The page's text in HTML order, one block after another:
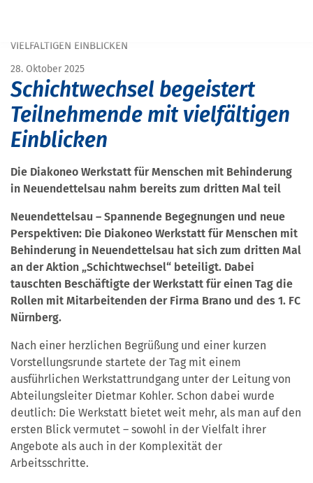
VIELFÄLTIGEN EINBLICKEN
28. Oktober 2025
Schichtwechsel begeistert
Teilnehmende mit vielfältigen
Einblicken
Die Diakoneo Werkstatt für Menschen mit Behinderung
in Neuendettelsau nahm bereits zum dritten Mal teil
Neuendettelsau – Spannende Begegnungen und neue
Perspektiven: Die Diakoneo Werkstatt für Menschen mit
Behinderung in Neuendettelsau hat sich zum dritten Mal
an der Aktion „Schichtwechsel“ beteiligt. Dabei
tauschten Beschäftigte der Werkstatt für einen Tag die
Rollen mit Mitarbeitenden der Firma Brano und des 1. FC
Nürnberg.
Nach einer herzlichen Begrüßung und einer kurzen
Vorstellungsrunde startete der Tag mit einem
ausführlichen Werkstattrundgang unter der Leitung von
Abteilungsleiter Dietmar Kohler. Schon dabei wurde
deutlich: Die Werkstatt bietet weit mehr, als man auf den
ersten Blick vermutet – sowohl in der Vielfalt ihrer
Angebote als auch in der Komplexität der
Arbeitsschritte.